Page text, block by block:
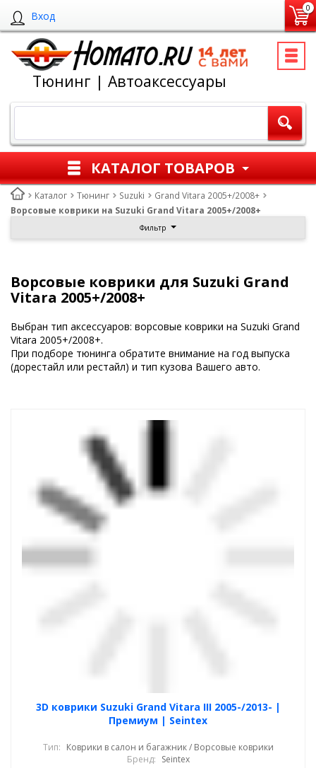
Вход
0
Тюнинг | Автоаксессуары
КАТАЛОГ ТОВАРОВ
Каталог Тюнинг Suzuki
Grand Vitara 2005+/2008+
Ворсовые коврики на Suzuki Grand Vitara 2005+/2008+
Фильтр
Ворсовые коврики для Suzuki Grand
Vitara 2005+/2008+
Выбран тип аксессуаров: ворсовые коврики на Suzuki Grand
Vitara 2005+/2008+.
При подборе тюнинга обратите внимание на год выпуска
(дорестайл или рестайл) и тип кузова Вашего авто.
3D коврики Suzuki Grand Vitara III 2005-/2013- |
Премиум | Seintex
Тип: Коврики в салон и багажник / Ворсовые коврики
Бренд: Seintex